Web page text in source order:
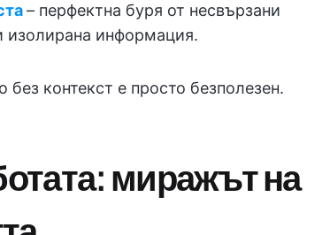
– перфектна буря от несвързани
изолирана информация.
без контекст е просто безполезен.
миражът на